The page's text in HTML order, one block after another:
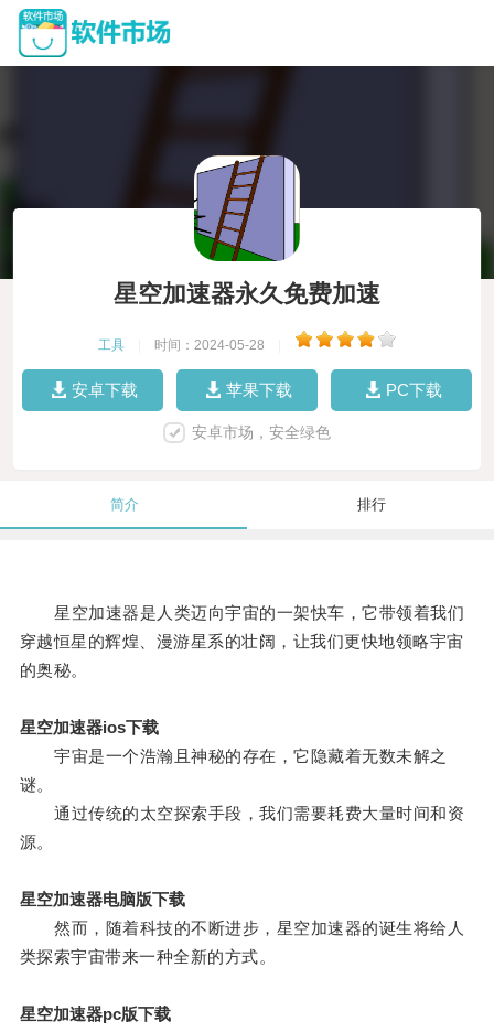
星空加速器永久免费加速
工具 时间：2024-05-28
安卓下载 苹果下载 PC下载
安卓市场，安全绿色
简介 排行
星空加速器是人类迈向宇宙的一架快车，它带领着我们
穿越恒星的辉煌、漫游星系的壮阔，让我们更快地领略宇宙
的奥秘。
星空加速器ios下载
宇宙是一个浩瀚且神秘的存在，它隐藏着无数未解之
谜。
通过传统的太空探索手段，我们需要耗费大量时间和资
源。
星空加速器电脑版下载
然而，随着科技的不断进步，星空加速器的诞生将给人
类探索宇宙带来一种全新的方式。
星空加速器pc版下载